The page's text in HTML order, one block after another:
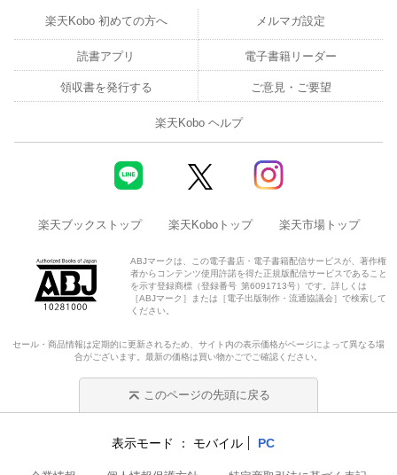
楽天Kobo 初めての方へ メルマガ設定
読書アプリ 電子書籍リーダー
領収書を発行する ご意見・ご要望
楽天Kobo ヘルプ
楽天ブックストップ 楽天Koboトップ 楽天市場トップ
ABJマークは、この電子書店・電子書籍配信サービスが、著作権
者からコンテンツ使用許諾を得た正規版配信サービスであること
を示す登録商標（登録番号 第6091713号）です。詳しくは
［ABJマーク］または［電子出版制作・流通協議会］で検索して
ください。
セール・商品情報は定期的に更新されるため、サイト内の表示価格がページによって異なる場
合がございます。最新の価格は買い物かごでご確認ください。
このページの先頭に戻る
表示モード モバイル PC